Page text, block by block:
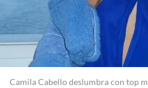
Camila Cabello deslumbra con top